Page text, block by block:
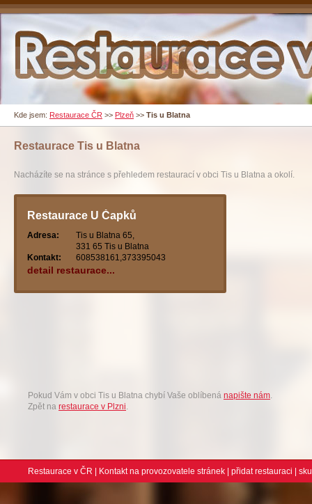
Kde jsem: Restaurace ČR >> Plzeň >> Tis u Blatna
Restaurace Tis u Blatna
Nacházíte se na stránce s přehledem restaurací v obci Tis u Blatna a okolí.
Restaurace U Čapků
Adresa:
Tis u Blatna 65,
331 65 Tis u Blatna
Kontakt:
608538161,373395043
detail restaurace...
Pokud Vám v obci Tis u Blatna chybí Vaše oblíbená napište nám.
Zpět na restaurace v Plzni.
Restaurace v ČR Kontakt na provozovatele stránek přidat restauraci |